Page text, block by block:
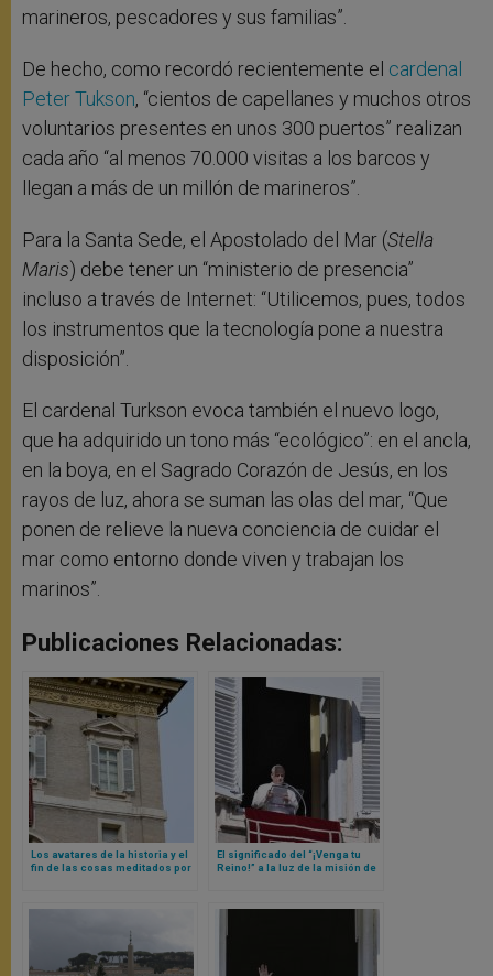
marineros, pescadores y sus familias”.
De hecho, como recordó recientemente el cardenal
Peter Tukson, “cientos de capellanes y muchos otros
voluntarios presentes en unos 300 puertos” realizan
cada año “al menos 70.000 visitas a los barcos y
llegan a más de un millón de marineros”.
Para la Santa Sede, el Apostolado del Mar (Stella
Maris) debe tener un “ministerio de presencia”
incluso a través de Internet: “Utilicemos, pues, todos
los instrumentos que la tecnología pone a nuestra
disposición”.
El cardenal Turkson evoca también el nuevo logo,
que ha adquirido un tono más “ecológico”: en el ancla,
en la boya, en el Sagrado Corazón de Jesús, en los
rayos de luz, ahora se suman las olas del mar, “Que
ponen de relieve la nueva conciencia de cuidar el
mar como entorno donde viven y trabajan los
marinos”.
Publicaciones Relacionadas:
Los avatares de la historia y el
fin de las cosas meditados por
El significado del “¡Venga tu
Reino!” a la luz de la misión de